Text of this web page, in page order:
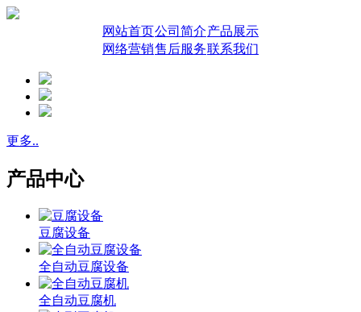
网站首页公司简介产品展示
网络营销售后服务联系我们
更多..
产品中心
豆腐设备
全自动豆腐设备
全自动豆腐机